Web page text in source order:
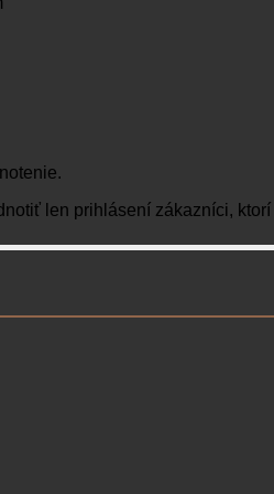
len prihlásení zákazníci,